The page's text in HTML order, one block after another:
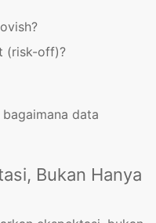
(risk-off)?
data
Bukan Hanya